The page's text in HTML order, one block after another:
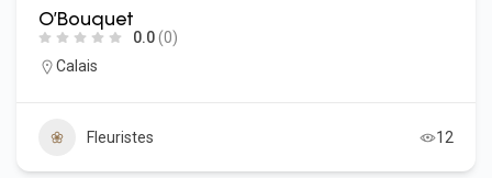
O’Bouquet
0.0(0)
Calais
Fleuristes 12